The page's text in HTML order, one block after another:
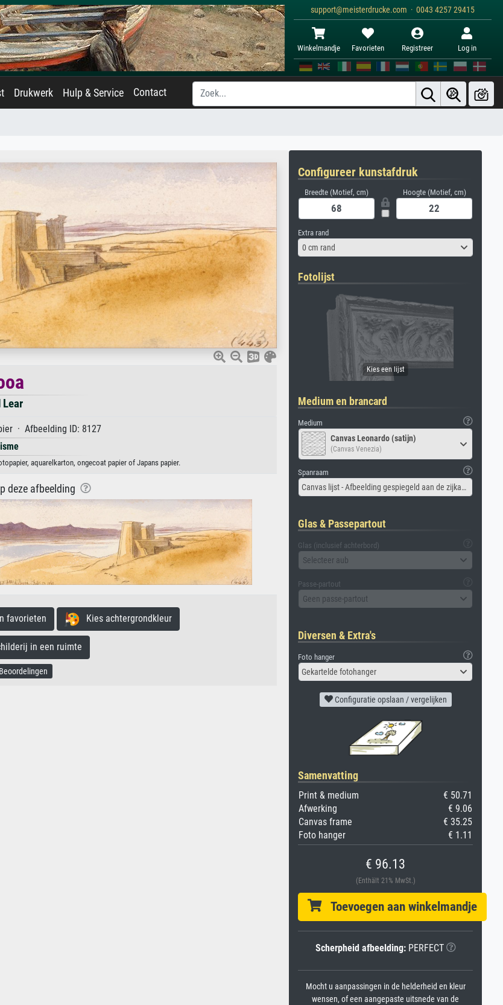
support@meisterdrucke.com · 0043 4257 29415
Winkelmandje Favorieten Registreer Log in
Drukwerk Hulp & Service Contact
Lear
· Afbeelding ID: 8127
aquarelkarton, ongecoat papier of Japans papier.
deze afbeelding
favorieten Kies achtergrondkleur
in een ruimte
Configureer kunstafdruk
Breedte (Motief, cm) Hoogte (Motief, cm)
Extra rand
0 cm rand
Fotolijst
Medium en brancard
Medium
Canvas Leonardo (satijn)
(Canvas Venezia)
Spanraam
Canvas lijst - Afbeelding gespiegeld aan de zijkant
Glas & Passepartout
Glas (inclusief achterbord)
Selecteer aub
Passe-partout
Geen passe-partout
Diversen & Extra's
Foto hanger
Gekartelde fotohanger
Configuratie opslaan / vergelijken
Samenvatting
Print & medium
€ 50.71
Afwerking
€ 9.06
Canvas frame
€ 35.25
Foto hanger
€ 1.11
€ 96.13
(Enthält 21% MwSt.)
Toevoegen aan winkelmandje
Scherpheid afbeelding:PERFECT
Mocht u aanpassingen in de helderheid en kleur
wensen, of een aangepaste uitsnede van de